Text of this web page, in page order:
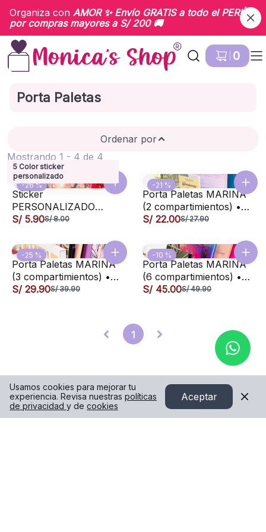
Organiza con AMOR✨ Envío GRATISa todo el PERÚ
por compras mayores a S/ 200 🚚
Ir a Inicio
0
Porta Paletas
Mostrando 1 - 4 de 4
Ordenar por
5 Color sticker
personalizado
-26 %
Sticker
PERSONALIZADO
nombre/apodo/palabras
adhesivo
S/ 5.90S/ 8.00
-21 %
Porta Paletas MARINA
(2 compartimientos) •
organizador acrílico
maquillaje
S/ 22.00S/ 27.90
-25 %
Porta Paletas MARINA
(3 compartimientos) •
organizador acrílico
S/ 29.90S/ 39.90
-10 %
Porta Paletas MARINA
(6 compartimientos) •
organizador acrílico
S/ 45.00S/ 49.90
1
Usamos cookies para mejorar tu
experiencia. Revisa nuestras políticas
de privacidad y de cookies
Aceptar